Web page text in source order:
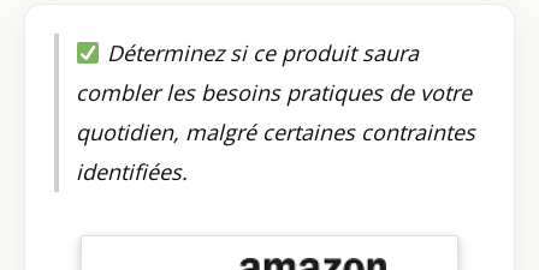
Déterminez si ce produit saura
combler les besoins pratiques de votre
quotidien, malgré certaines contraintes
identifiées.